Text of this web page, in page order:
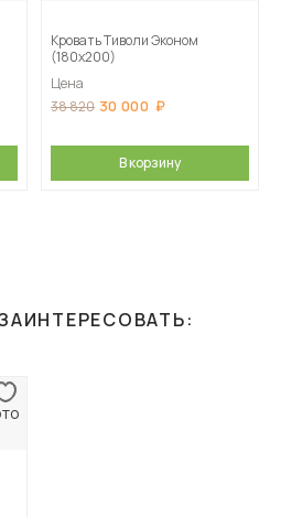
Кровать Тиволи Эконом
(180х200)
Цена
38 820 30 000
В корзину